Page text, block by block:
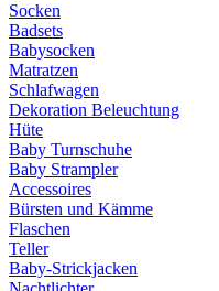
Socken
Badsets
Babysocken
Matratzen
Schlafwagen
Dekoration Beleuchtung
Hüte
Baby Turnschuhe
Baby Strampler
Accessoires
Bürsten und Kämme
Flaschen
Teller
Baby-Strickjacken